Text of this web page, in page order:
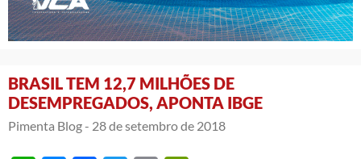
BRASIL TEM 12,7 MILHÕES DE
DESEMPREGADOS, APONTA IBGE
Pimenta Blog - 28 de setembro de 2018